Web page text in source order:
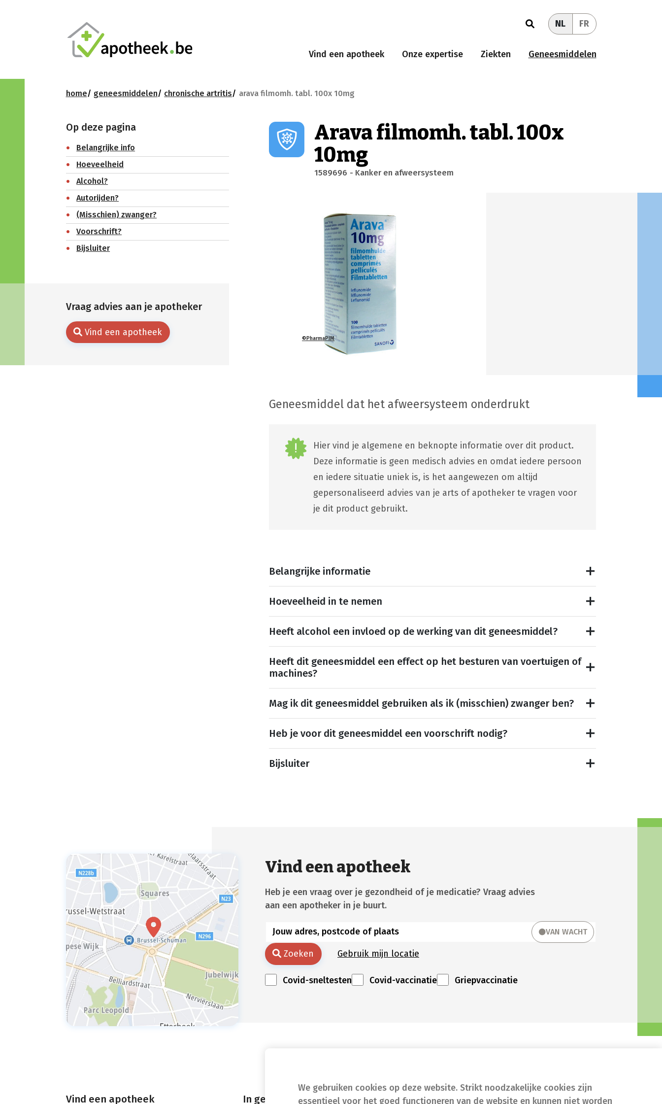
We gebruiken cookies op deze website. Strikt noodzakelijke cookies zijn
essentieel voor het goed functioneren van de website en kunnen niet worden
NL FR
Vind een apotheek Onze expertise Ziekten Geneesmiddelen
home geneesmiddelen chronische artritis arava filmomh. tabl. 100x 10mg
Vraag advies aan je apotheker
Vind een apotheek
Op deze pagina
Belangrijke info
Hoeveelheid
Alcohol?
Autorijden?
(Misschien) zwanger?
Voorschrift?
Bijsluiter
Arava filmomh. tabl. 100x
10mg
1589696 - Kanker en afweersysteem
©PharmaPIM
Geneesmiddel dat het afweersysteem onderdrukt
Hier vind je algemene en beknopte informatie over dit product.
Deze informatie is geen medisch advies en omdat iedere persoon
en iedere situatie uniek is, is het aangewezen om altijd
gepersonaliseerd advies van je arts of apotheker te vragen voor
je dit product gebruikt.
Belangrijke informatie
Hoeveelheid in te nemen
Heeft alcohol een invloed op de werking van dit geneesmiddel?
Heeft dit geneesmiddel een effect op het besturen van voertuigen of
machines?
Mag ik dit geneesmiddel gebruiken als ik (misschien) zwanger ben?
Heb je voor dit geneesmiddel een voorschrift nodig?
Bijsluiter
Vind een apotheek
Heb je een vraag over je gezondheid of je medicatie? Vraag advies
aan een apotheker in je buurt.
VAN WACHT
Zoeken Gebruik mijn locatie
Covid-sneltesten Covid-vaccinatie Griepvaccinatie
Vind een apotheek In geval van nood